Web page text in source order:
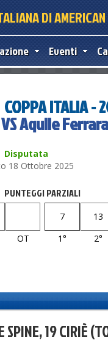
DI
Eventi
COPPA ITALIA -
Aquile
Disputata
18 Ottobre 2025
PUNTEGGI PARZIALI
OT
7
13
1°
2°
SPINE, 19 CIRIÈ